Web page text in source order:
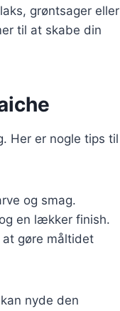
grøntsager eller
til at skabe din
Her er nogle tips til
og smag.
en lækker finish.
gøre måltidet
nyde den